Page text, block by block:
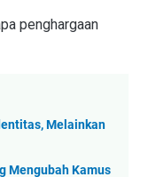
penghargaan
Melainkan
Mengubah Kamus